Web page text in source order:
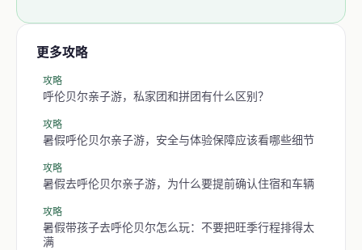
更多攻略
攻略
呼伦贝尔亲子游，私家团和拼团有什么区别？
攻略
暑假呼伦贝尔亲子游，安全与体验保障应该看哪些细节
攻略
暑假去呼伦贝尔亲子游，为什么要提前确认住宿和车辆
攻略
暑假带孩子去呼伦贝尔怎么玩：不要把旺季行程排得太
满